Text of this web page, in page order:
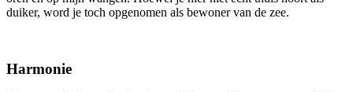
duiker, word je toch opgenomen als bewoner van de zee.
Harmonie